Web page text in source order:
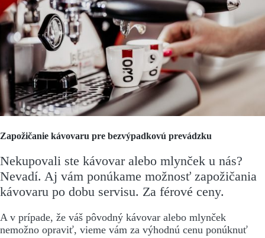
Zapožičanie kávovaru pre bezvýpadkovú prevádzku
Nekupovali ste kávovar alebo mlynček u nás?
Nevadí. Aj vám ponúkame možnosť zapožičania
kávovaru po dobu servisu. Za férové ceny.
A v prípade, že váš pôvodný kávovar alebo mlynček
nemožno opraviť, vieme vám za výhodnú cenu ponúknuť